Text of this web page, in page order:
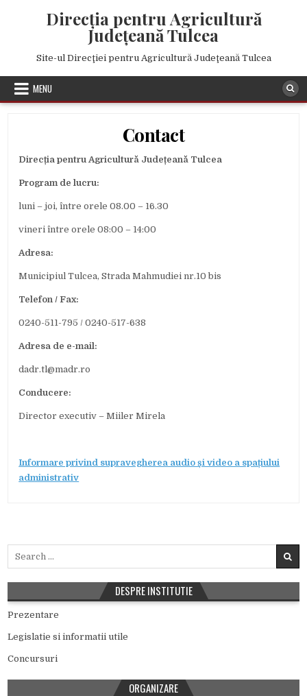
Direcţia pentru Agricultură
Judeţeană Tulcea
Site-ul Direcţiei pentru Agricultură Judeţeană Tulcea
MENU
Contact
Direcția pentru Agricultură Județeană Tulcea
Program de lucru:
luni – joi, între orele 08.00 – 16.30
vineri între orele 08:00 – 14:00
Adresa:
Municipiul Tulcea, Strada Mahmudiei nr.10 bis
Telefon / Fax:
0240-511-795 / 0240-517-638
Adresa de e-mail:
dadr.tl@madr.ro
Conducere:
Director executiv – Miiler Mirela
Informare privind supravegherea audio și video a spațiului
administrativ
Search for:
DESPRE INSTITUTIE
Prezentare
Legislatie si informatii utile
Concursuri
ORGANIZARE